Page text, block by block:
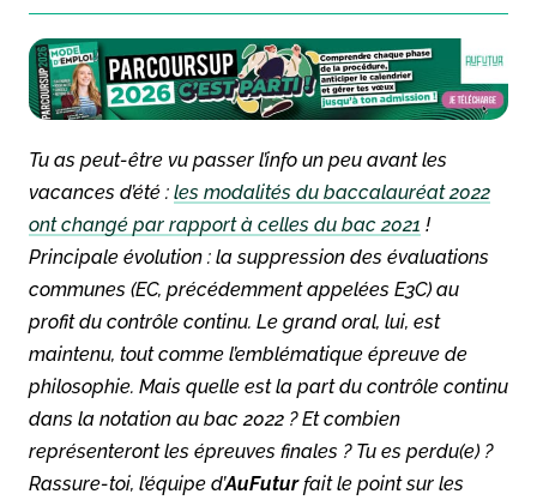
Tu as peut-être vu passer l’info un peu avant les
vacances d’été : les modalités du baccalauréat 2022
ont changé par rapport à celles du bac 2021 !
Principale évolution : la suppression des évaluations
communes (EC, précédemment appelées E3C) au
profit du contrôle continu. Le grand oral, lui, est
maintenu, tout comme l’emblématique épreuve de
philosophie. Mais quelle est la part du contrôle continu
dans la notation au bac 2022 ? Et combien
représenteront les épreuves finales ? Tu es perdu(e) ?
Rassure-toi, l’équipe d’AuFuturfait le point sur les